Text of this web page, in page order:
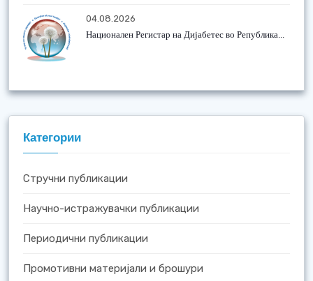
04.08.2026
Национален Регистар на Дијабетес во Република...
Категории
Стручни публикации
Научно-истражувачки публикации
Периодични публикации
Промотивни материјали и брошури